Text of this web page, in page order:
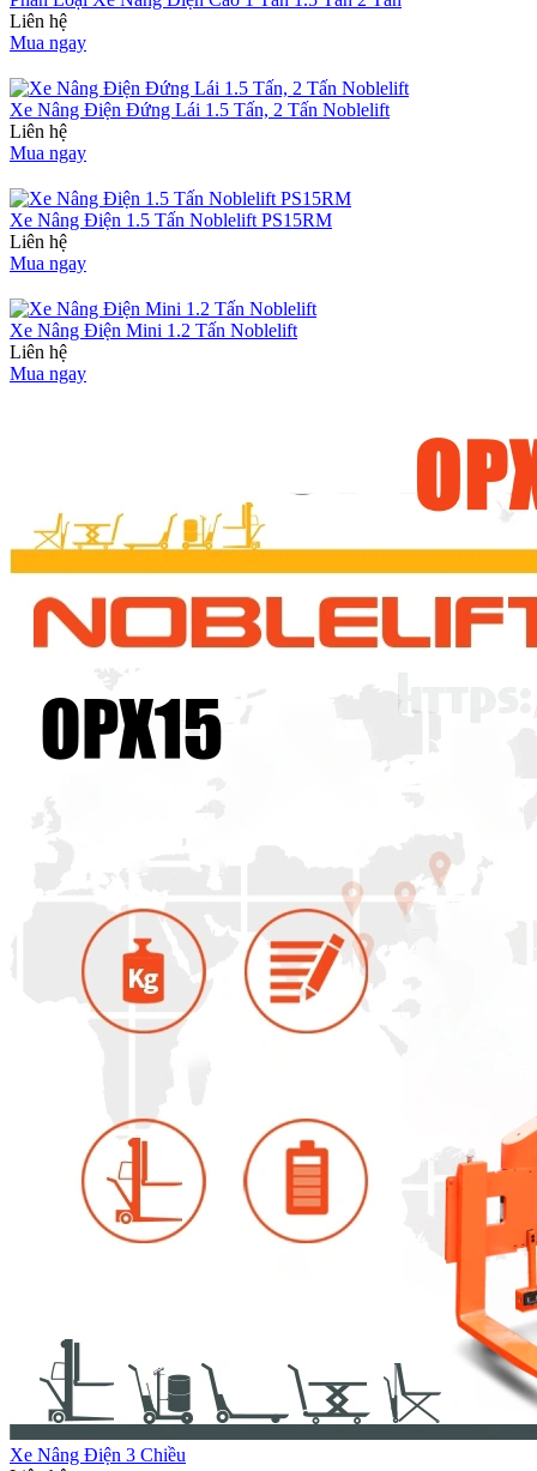
Liên hệ
Mua ngay
Xe Nâng Điện Đứng Lái 1.5 Tấn, 2 Tấn Noblelift
Liên hệ
Mua ngay
Xe Nâng Điện 1.5 Tấn Noblelift PS15RM
Liên hệ
Mua ngay
Xe Nâng Điện Mini 1.2 Tấn Noblelift
Liên hệ
Mua ngay
Xe Nâng Điện 3 Chiều